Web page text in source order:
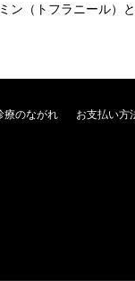
ン（トフラニール）
療のながれ お支払い方